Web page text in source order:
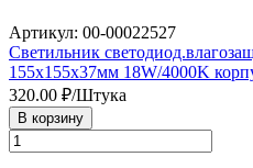
Артикул: 00-00022527
Светильник
155х155х37мм 18W/4000K
320.00 ₽/Штука
В корзину